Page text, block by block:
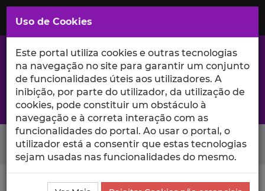
Saltar
para
Conteúdo
Principal
A excelência da investigação e ciência no Iscte
Search Button
Ciência_Iscte Autores
Pablo Álvarez-Pérez
Uso de Cookies
Este portal utiliza cookies e outras tecnologias
na navegação no site para garantir um conjunto
de funcionalidades úteis aos utilizadores. A
inibição, por parte do utilizador, da utilização de
cookies, pode constituir um obstáculo à
navegação e à correta interação com as
funcionalidades do portal. Ao usar o portal, o
utilizador está a consentir que estas tecnologias
sejam usadas nas funcionalidades do mesmo.